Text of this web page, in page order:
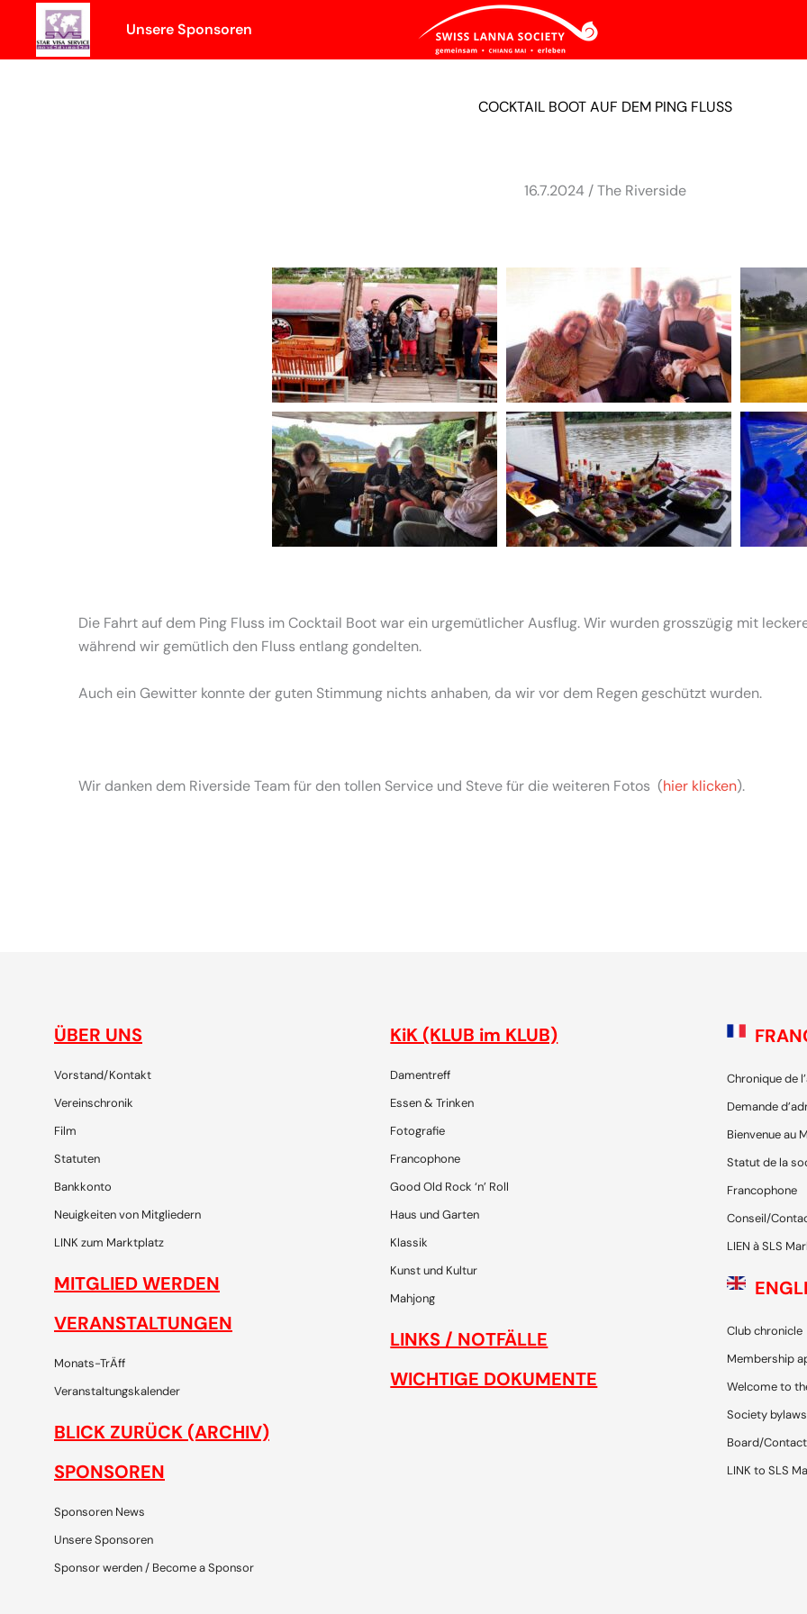
content
Unsere Sponsoren
COCKTAIL BOOT AUF DEM PING FLUSS
16.7.2024 / The Riverside
Die Fahrt auf dem Ping Fluss im Cocktail Boot war ein urgemütlicher Ausflug. Wir wurden grosszügig mit
während wir gemütlich den Fluss entlang gondelten.
Auch ein Gewitter konnte der guten Stimmung nichts anhaben, da wir vor dem Regen geschützt wurden.
Wir danken dem Riverside Team für den tollen Service und Steve für die weiteren Fotos (hier klicken).
ÜBER UNS
Vorstand/Kontakt
Vereinschronik
Film
Statuten
Bankkonto
Neuigkeiten von Mitgliedern
LINK zum Marktplatz
MITGLIED WERDEN
VERANSTALTUNGEN
Monats-TrÄff
Veranstaltungskalender
BLICK ZURÜCK (ARCHIV)
SPONSOREN
Sponsoren News
Unsere Sponsoren
Sponsor werden / Become a Sponsor
KiK (KLUB im KLUB)
Damentreff
Essen & Trinken
Fotografie
Francophone
Good Old Rock ‘n’ Roll
Haus und Garten
Klassik
Kunst und Kultur
Mahjong
LINKS / NOTFÄLLE
WICHTIGE DOKUMENTE
Chronique de
Demande
Bienvenue au
Statut de la
Francophone
Conseil/
LIEN à SLS
Club chronicle
Membership
Welcome to
Society bylaws
Board/Contact
LINK to SLS